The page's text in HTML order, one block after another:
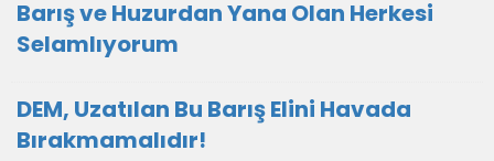
Barış ve Huzurdan Yana Olan Herkesi
Selamlıyorum
DEM, Uzatılan Bu Barış Elini Havada
Bırakmamalıdır!